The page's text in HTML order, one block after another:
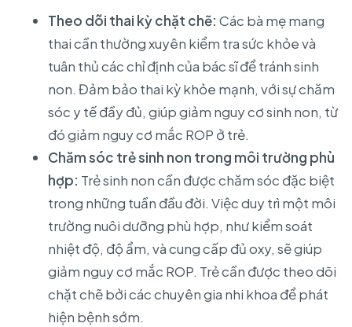
Theo dõi thai kỳ chặt chẽ: Các bà mẹ mang
thai cần thường xuyên kiểm tra sức khỏe và
tuân thủ các chỉ định của bác sĩ để tránh sinh
non. Đảm bảo thai kỳ khỏe mạnh, với sự chăm
sóc y tế đầy đủ, giúp giảm nguy cơ sinh non, từ
đó giảm nguy cơ mắc ROP ở trẻ.
Chăm sóc trẻ sinh non trong môi trường phù
hợp: Trẻ sinh non cần được chăm sóc đặc biệt
trong những tuần đầu đời. Việc duy trì một môi
trường nuôi dưỡng phù hợp, như kiểm soát
nhiệt độ, độ ẩm, và cung cấp đủ oxy, sẽ giúp
giảm nguy cơ mắc ROP. Trẻ cần được theo dõi
chặt chẽ bởi các chuyên gia nhi khoa để phát
hiện bệnh sớm.